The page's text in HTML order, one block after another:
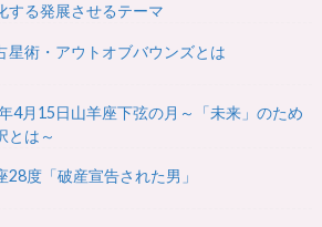
する発展させるテーマ
星術・アウトオブバウンズとは
4月15日山羊座下弦の月～「未来」のため
とは～
28度「破産宣告された男」